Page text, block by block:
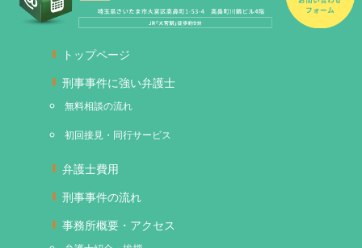
トップページ
刑事事件に強い弁護士
無料相談の流れ
初回接見・同行サービス
弁護士費用
刑事事件の流れ
事務所概要・アクセス